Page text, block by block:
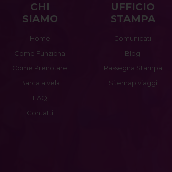
CHI
SIAMO
Home
Come Funziona
Come Prenotare
Barca a vela
FAQ
Contatti
UFFICIO
STAMPA
Comunicati
Blog
Rassegna Stampa
Sitemap viaggi